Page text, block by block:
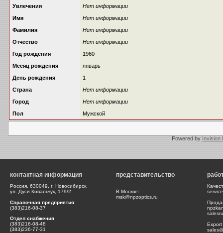
Увлечения
Нет информации
Имя
Нет информации
Фамилия
Нет информации
Отчество
Нет информации
Год рождения
1960
Месяц рождения
январь
День рождения
1
Страна
Нет информации
Город
Нет информации
Пол
Мужской
Powered by Invision
контактная информация
Россия, 630049, г. Новосибирск,
ул. Дуси Ковальчук, 179/2
Справочная предприятия
(383)216-08-37
Отдел снабжения
(383)216-08-48
(383)236-77-31
представительство
В Москве:
msk@npzoptics.ru